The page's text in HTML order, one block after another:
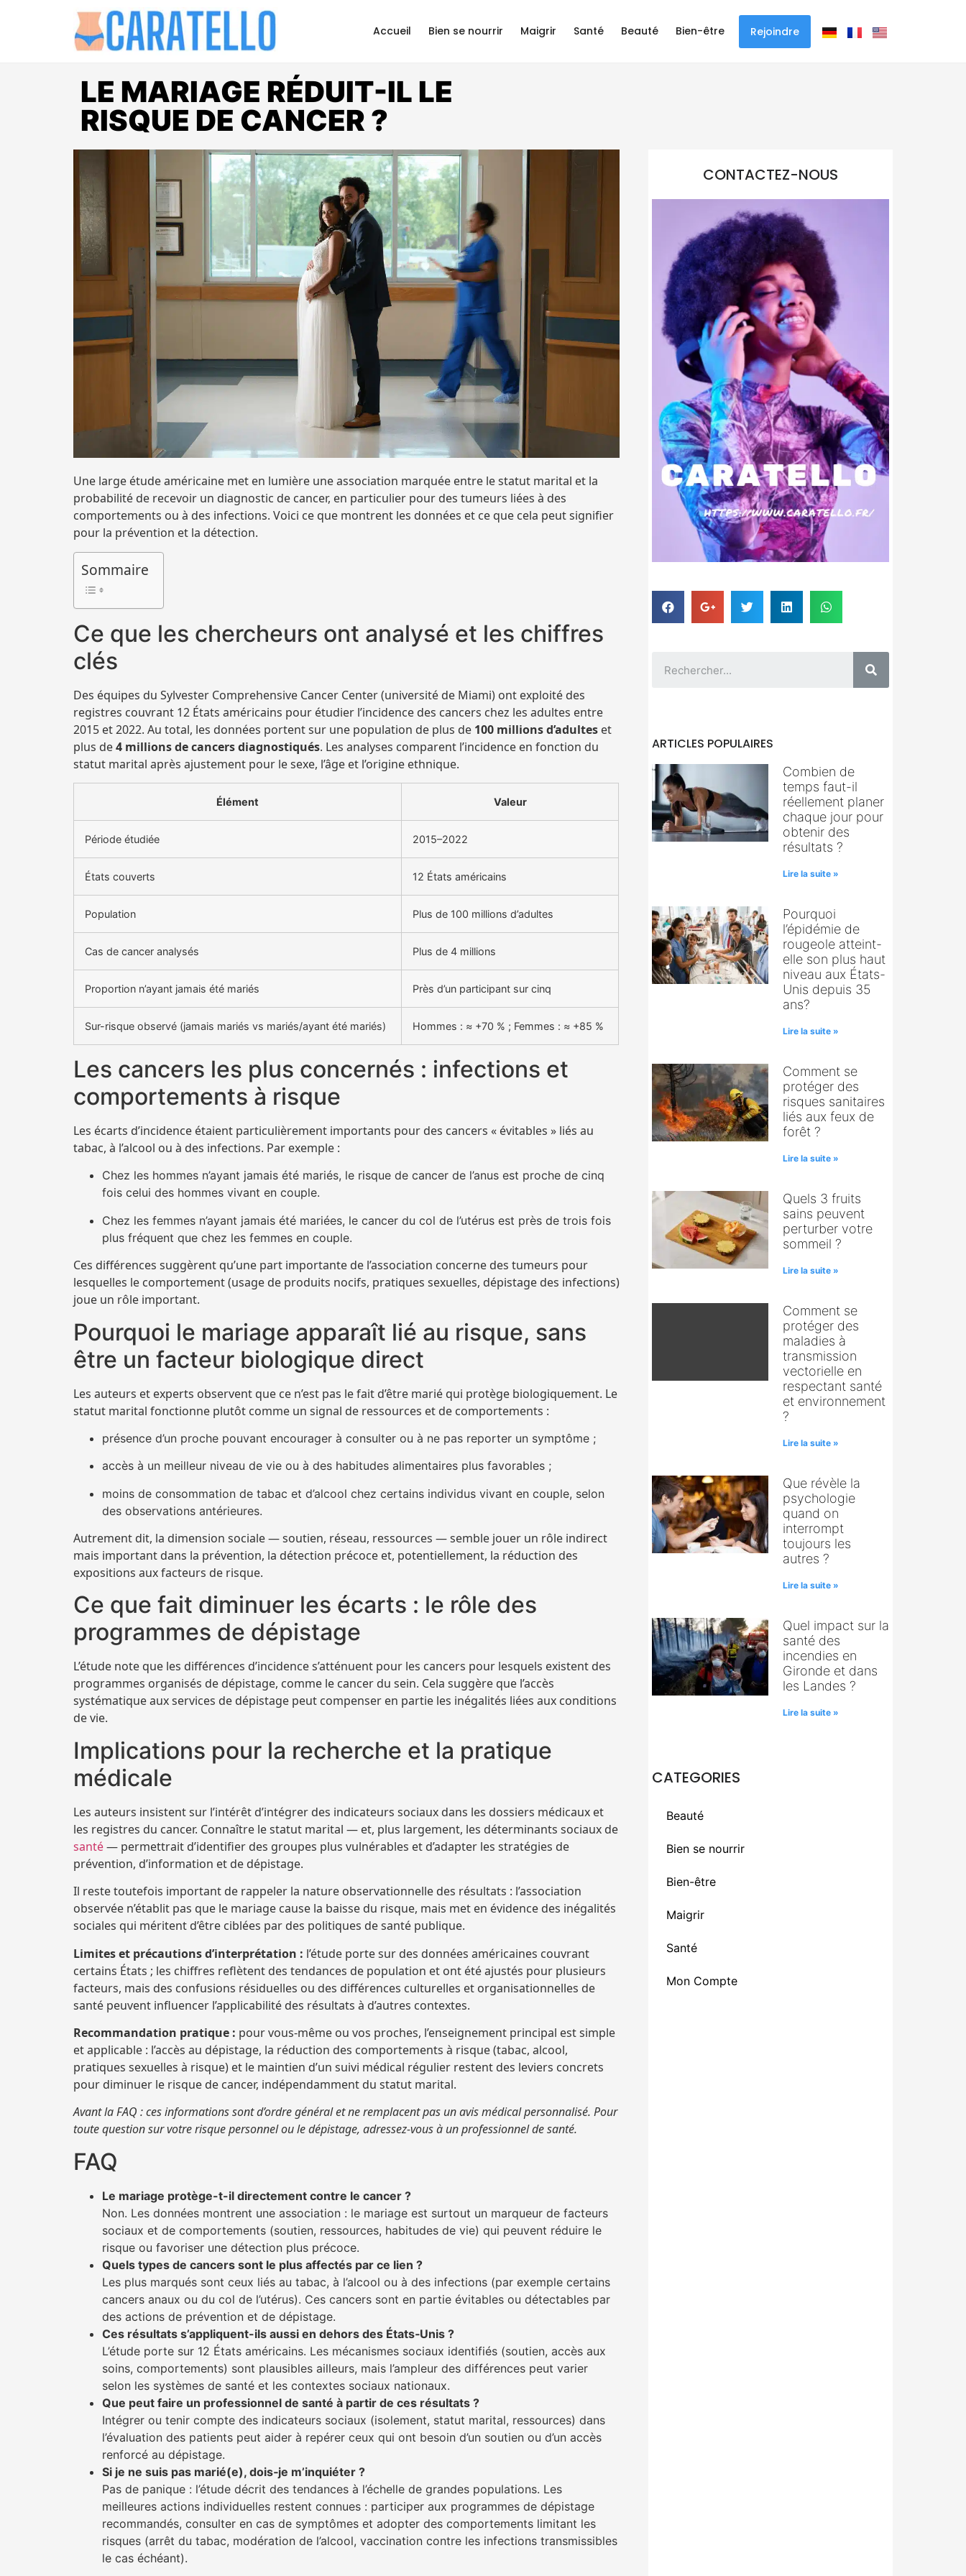
Accueil Bien se nourrir Maigrir Santé Beauté Bien-être Rejoindre
LE MARIAGE RÉDUIT-IL LE
RISQUE DE CANCER ?
Une large étude américaine met en lumière une association marquée entre le statut marital et la
probabilité de recevoir un diagnostic de cancer, en particulier pour des tumeurs liées à des
comportements ou à des infections. Voici ce que montrent les données et ce que cela peut signifier
pour la prévention et la détection.
Sommaire
Ce que les chercheurs ont analysé et les chiffres
clés
Des équipes du Sylvester Comprehensive Cancer Center (université de Miami) ont exploité des
registres couvrant 12 États américains pour étudier l’incidence des cancers chez les adultes entre
2015 et 2022. Au total, les données portent sur une population de plus de 100 millions d’adultes et
plus de4 millions de cancers diagnostiqués. Les analyses comparent l’incidence en fonction du
statut marital après ajustement pour le sexe, l’âge et l’origine ethnique.
Élément Valeur
Période étudiée 2015–2022
États couverts 12 États américains
Population Plus de 100 millions d’adultes
Cas de cancer analysés Plus de 4 millions
Proportion n’ayant jamais été mariés Près d’un participant sur cinq
Sur-risque observé (jamais mariés vs mariés/ayant été mariés) Hommes : ≈ +70 % ; Femmes : ≈ +85 %
Les cancers les plus concernés : infections et
comportements à risque
Les écarts d’incidence étaient particulièrement importants pour des cancers « évitables » liés au
tabac, à l’alcool ou à des infections. Par exemple :
Chez les hommes n’ayant jamais été mariés, le risque de cancer de l’anus est proche de cinq
fois celui des hommes vivant en couple.
Chez les femmes n’ayant jamais été mariées, le cancer du col de l’utérus est près de trois fois
plus fréquent que chez les femmes en couple.
Ces différences suggèrent qu’une part importante de l’association concerne des tumeurs pour
lesquelles le comportement (usage de produits nocifs, pratiques sexuelles, dépistage des infections)
joue un rôle important.
Pourquoi le mariage apparaît lié au risque, sans
être un facteur biologique direct
Les auteurs et experts observent que ce n’est pas le fait d’être marié qui protège biologiquement. Le
statut marital fonctionne plutôt comme un signal de ressources et de comportements :
présence d’un proche pouvant encourager à consulter ou à ne pas reporter un symptôme ;
accès à un meilleur niveau de vie ou à des habitudes alimentaires plus favorables ;
moins de consommation de tabac et d’alcool chez certains individus vivant en couple, selon
des observations antérieures.
Autrement dit, la dimension sociale — soutien, réseau, ressources — semble jouer un rôle indirect
mais important dans la prévention, la détection précoce et, potentiellement, la réduction des
expositions aux facteurs de risque.
Ce que fait diminuer les écarts : le rôle des
programmes de dépistage
L’étude note que les différences d’incidence s’atténuent pour les cancers pour lesquels existent des
programmes organisés de dépistage, comme le cancer du sein. Cela suggère que l’accès
systématique aux services de dépistage peut compenser en partie les inégalités liées aux conditions
de vie.
Implications pour la recherche et la pratique
médicale
Les auteurs insistent sur l’intérêt d’intégrer des indicateurs sociaux dans les dossiers médicaux et
les registres du cancer. Connaître le statut marital — et, plus largement, les déterminants sociaux de
santé— permettrait d’identifier des groupes plus vulnérables et d’adapter les stratégies de
prévention, d’information et de dépistage.
Il reste toutefois important de rappeler la nature observationnelle des résultats : l’association
observée n’établit pas que le mariage cause la baisse du risque, mais met en évidence des inégalités
sociales qui méritent d’être ciblées par des politiques de santé publique.
Limites et précautions d’interprétation : l’étude porte sur des données américaines couvrant
certains États ; les chiffres reflètent des tendances de population et ont été ajustés pour plusieurs
facteurs, mais des confusions résiduelles ou des différences culturelles et organisationnelles de
santé peuvent influencer l’applicabilité des résultats à d’autres contextes.
Recommandation pratique : pour vous-même ou vos proches, l’enseignement principal est simple
et applicable : l’accès au dépistage, la réduction des comportements à risque (tabac, alcool,
pratiques sexuelles à risque) et le maintien d’un suivi médical régulier restent des leviers concrets
pour diminuer le risque de cancer, indépendamment du statut marital.
Avant la FAQ : ces informations sont d’ordre général et ne remplacent pas un avis médical personnalisé. Pour
toute question sur votre risque personnel ou le dépistage, adressez‑vous à un professionnel de santé.
FAQ
Le mariage protège-t-il directement contre le cancer ?
Non. Les données montrent une association : le mariage est surtout un marqueur de facteurs
sociaux et de comportements (soutien, ressources, habitudes de vie) qui peuvent réduire le
risque ou favoriser une détection plus précoce.
Quels types de cancers sont le plus affectés par ce lien ?
Les plus marqués sont ceux liés au tabac, à l’alcool ou à des infections (par exemple certains
cancers anaux ou du col de l’utérus). Ces cancers sont en partie évitables ou détectables par
des actions de prévention et de dépistage.
Ces résultats s’appliquent-ils aussi en dehors des États‑Unis ?
L’étude porte sur 12 États américains. Les mécanismes sociaux identifiés (soutien, accès aux
soins, comportements) sont plausibles ailleurs, mais l’ampleur des différences peut varier
selon les systèmes de santé et les contextes sociaux nationaux.
Que peut faire un professionnel de santé à partir de ces résultats ?
Intégrer ou tenir compte des indicateurs sociaux (isolement, statut marital, ressources) dans
l’évaluation des patients peut aider à repérer ceux qui ont besoin d’un soutien ou d’un accès
renforcé au dépistage.
Si je ne suis pas marié(e), dois‑je m’inquiéter ?
Pas de panique : l’étude décrit des tendances à l’échelle de grandes populations. Les
meilleures actions individuelles restent connues : participer aux programmes de dépistage
recommandés, consulter en cas de symptômes et adopter des comportements limitant les
risques (arrêt du tabac, modération de l’alcool, vaccination contre les infections transmissibles
le cas échéant).
CONTACTEZ-NOUS
ARTICLES POPULAIRES
Combien de
temps faut-il
réellement planer
chaque jour pour
obtenir des
résultats ?
Lire la suite »
Pourquoi
l’épidémie de
rougeole atteint-
elle son plus haut
niveau aux États-
Unis depuis 35
ans?
Lire la suite »
Comment se
protéger des
risques sanitaires
liés aux feux de
forêt ?
Lire la suite »
Quels 3 fruits
sains peuvent
perturber votre
sommeil ?
Lire la suite »
Comment se
protéger des
maladies à
transmission
vectorielle en
respectant santé
et environnement
?
Lire la suite »
Que révèle la
psychologie
quand on
interrompt
toujours les
autres ?
Lire la suite »
Quel impact sur la
santé des
incendies en
Gironde et dans
les Landes ?
Lire la suite »
CATEGORIES
Beauté
Bien se nourrir
Bien-être
Maigrir
Santé
Mon Compte